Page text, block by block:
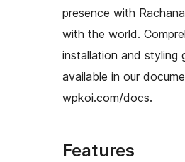
presence with
with the world.
installation and styling
available in our
wpkoi.com/docs.
Features